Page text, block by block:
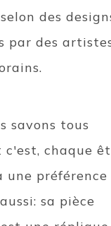
des
par des
savons tous
c'est, chaque
une préférence
sa pièce